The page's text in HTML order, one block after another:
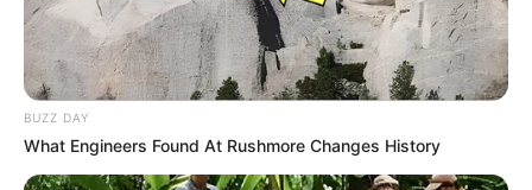
Dica: Como você percebeu, esse amaciante não é
líquido como os convencionais. Para utilizá-lo,
coloque de duas a três colheres dele durante o
ciclo de enxágue da sua máquina de lavar.
Como usar e guardar o amaciante
BUZZ DAY
What Engineers Found At Rushmore Changes History